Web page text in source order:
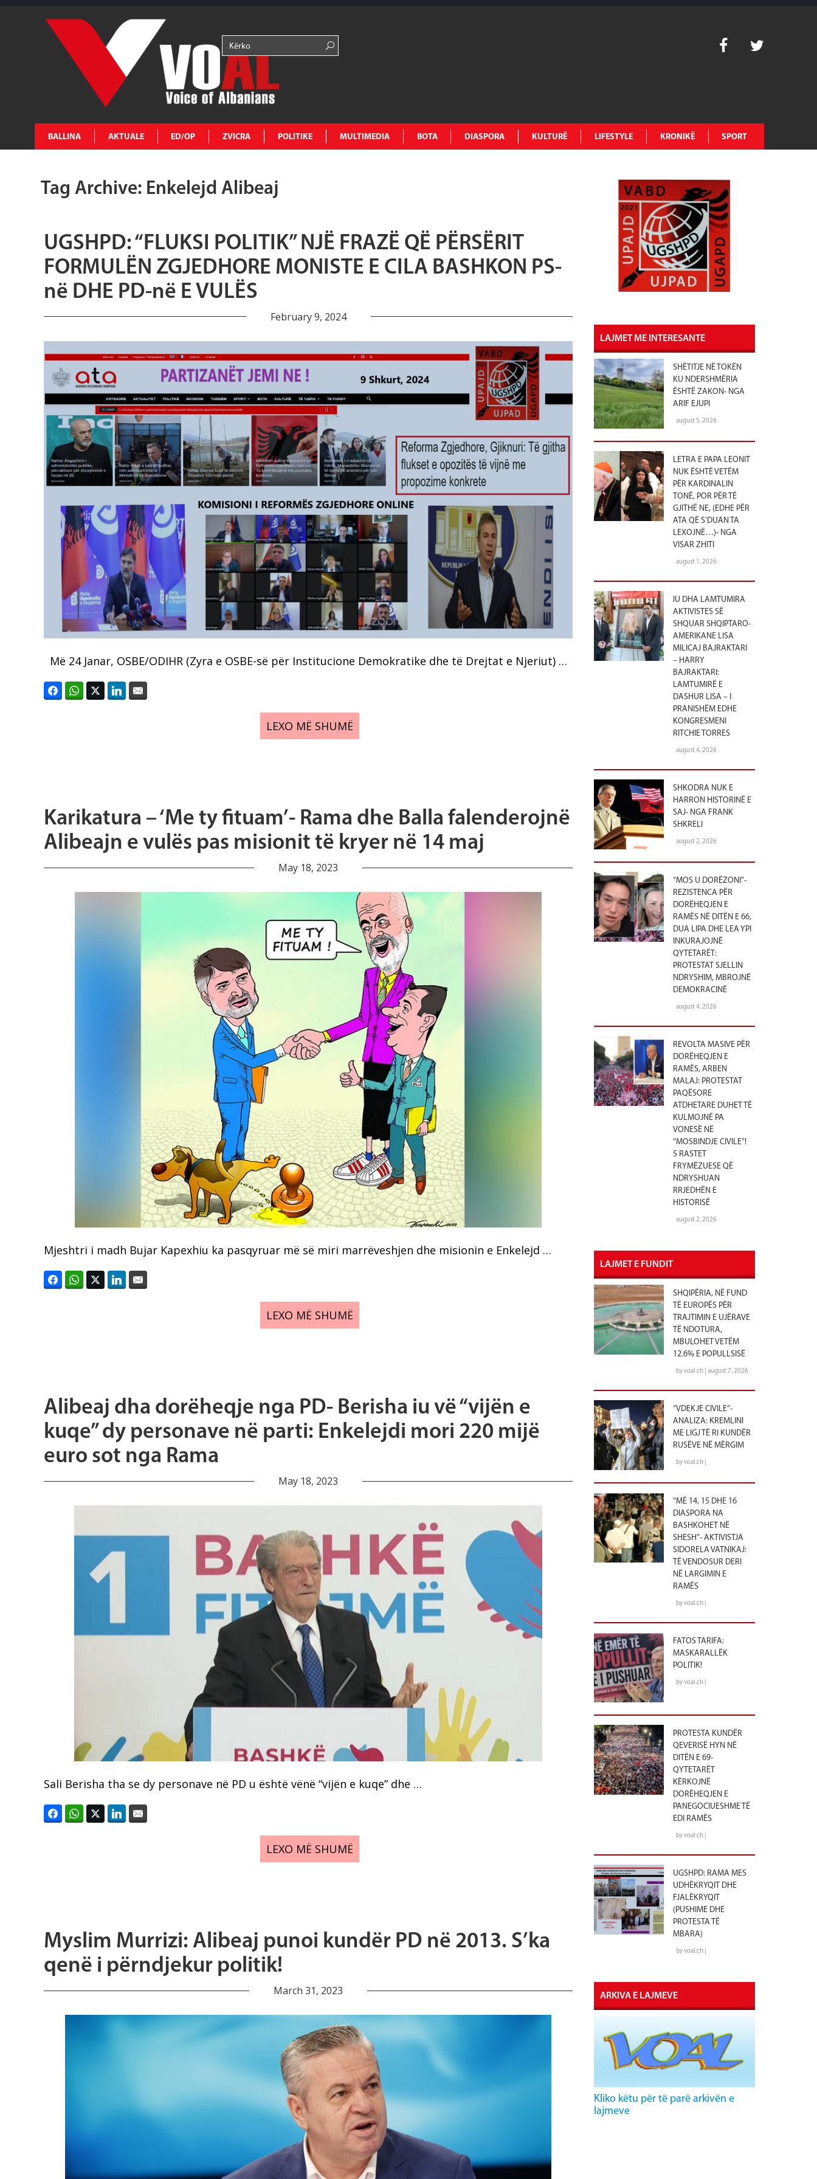
BALLINA AKTUALE ED/OP ZVICRA POLITIKE MULTIMEDIA BOTA DIASPORA KULTURË LIFESTYLE KRONIKË SPORT
Tag Archive: Enkelejd Alibeaj
UGSHPD: “FLUKSI POLITIK” NJË FRAZË QË PËRSËRIT
FORMULËN ZGJEDHORE MONISTE E CILA BASHKON PS-
në DHE PD-në E VULËS
February 9, 2024
Më 24 Janar, OSBE/ODIHR (Zyra e OSBE-së për Institucione Demokratike dhe të Drejtat e Njeriut) …
LEXO MË SHUMË
Karikatura – ‘Me ty fituam’- Rama dhe Balla falenderojnë
Alibeajn e vulës pas misionit të kryer në 14 maj
May 18, 2023
Mjeshtri i madh Bujar Kapexhiu ka pasqyruar më së miri marrëveshjen dhe misionin e Enkelejd …
LEXO MË SHUMË
Alibeaj dha dorëheqje nga PD- Berisha iu vë “vijën e
kuqe” dy personave në parti: Enkelejdi mori 220 mijë
euro sot nga Rama
May 18, 2023
Sali Berisha tha se dy personave në PD u është vënë “vijën e kuqe” dhe …
LEXO MË SHUMË
Myslim Murrizi: Alibeaj punoi kundër PD në 2013. S’ka
qenë i përndjekur politik!
March 31, 2023
LAJMET ME INTERESANTE
SHËTITJE NË TOKËN
KU NDERSHMËRIA
ËSHTË ZAKON- NGA
ARIF EJUPI
august 5, 2026
LETRA E PAPA LEONIT
NUK ËSHTË VETËM
PËR KARDINALIN
TONË, POR PËR TË
GJITHË NE, (EDHE PËR
ATA QË S’DUAN TA
LEXOJNË…)- NGA
VISAR ZHITI
august 1, 2026
IU DHA LAMTUMIRA
AKTIVISTES SË
SHQUAR SHQIPTARO-
AMERIKANE LISA
MILICAJ BAJRAKTARI
– HARRY
BAJRAKTARI:
LAMTUMIRË E
DASHUR LISA – I
PRANISHËM EDHE
KONGRESMENI
RITCHIE TORRES
august 4, 2026
SHKODRA NUK E
HARRON HISTORINË E
SAJ- NGA FRANK
SHKRELI
august 2, 2026
“MOS U DORËZONI”-
REZISTENCA PËR
DORËHEQJEN E
RAMËS NË DITËN E 66,
DUA LIPA DHE LEA YPI
INKURAJOJNË
QYTETARËT:
PROTESTAT SJELLIN
NDRYSHIM, MBROJNË
DEMOKRACINË
august 4, 2026
REVOLTA MASIVE PËR
DORËHEQJEN E
RAMËS, ARBEN
MALAJ: PROTESTAT
PAQËSORE
ATDHETARE DUHET TË
KULMOJNË PA
VONESË NË
“MOSBINDJE CIVILE”!
5 RASTET
FRYMËZUESE QË
NDRYSHUAN
RRJEDHËN E
HISTORISË
august 2, 2026
LAJMET E FUNDIT
SHQIPËRIA, NË FUND
TË EUROPËS PËR
TRAJTIMIN E UJËRAVE
TË NDOTURA,
MBULOHET VETËM
12.6% E POPULLSISË
by voal.ch | august 7, 2026
“VDEKJE CIVILE”-
ANALIZA: KREMLINI
ME LIGJ TË RI KUNDËR
RUSËVE NË MËRGIM
by voal.ch |
“MË 14, 15 DHE 16
DIASPORA NA
BASHKOHET NË
SHESH”- AKTIVISTJA
SIDORELA VATNIKAJ:
TË VENDOSUR DERI
NË LARGIMIN E
RAMËS
by voal.ch |
FATOS TARIFA:
MASKARALLËK
POLITIK!
by voal.ch |
PROTESTA KUNDËR
QEVERISË HYN NË
DITËN E 69-
QYTETARËT
KËRKOJNË
DORËHEQJEN E
PANEGOCIUESHME TË
EDI RAMËS
by voal.ch |
UGSHPD: RAMA MES
UDHËKRYQIT DHE
FJALËKRYQIT
(PUSHIME DHE
PROTESTA TË
MBARA)
by voal.ch |
ARKIVA E LAJMEVE
Kliko këtu për të parë arkivën e
lajmeve